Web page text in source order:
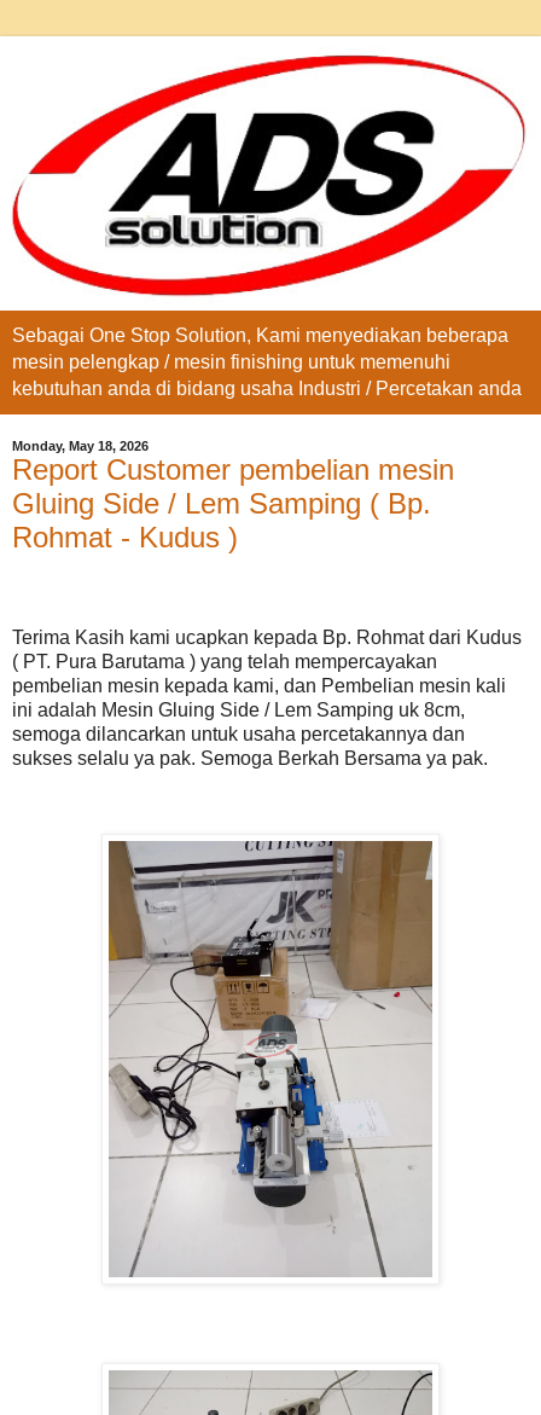
Sebagai One Stop Solution, Kami menyediakan beberapa
mesin pelengkap / mesin finishing untuk memenuhi
kebutuhan anda di bidang usaha Industri / Percetakan anda
Monday, May 18, 2026
Report Customer pembelian mesin
Gluing Side / Lem Samping ( Bp.
Rohmat - Kudus )
Terima Kasih kami ucapkan kepada Bp. Rohmat dari Kudus
( PT. Pura Barutama ) yang telah mempercayakan
pembelian mesin kepada kami, dan Pembelian mesin kali
ini adalah Mesin Gluing Side / Lem Samping uk 8cm,
semoga dilancarkan untuk usaha percetakannya dan
sukses selalu ya pak. Semoga Berkah Bersama ya pak.